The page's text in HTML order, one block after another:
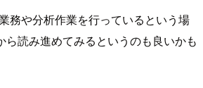
務や分析作業を行っているという場
ら読み進めてみるというのも良いかも